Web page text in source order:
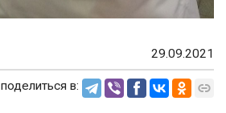
29.09.2021
поделиться в: